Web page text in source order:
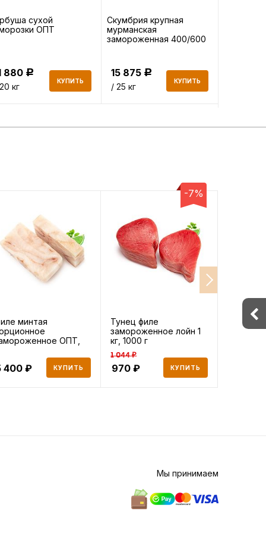
сухой
ОПТ
880 Р
кг
КУПИТЬ
Скумбрия крупная
мурманская
замороженная 400/600
15 875 Р
/ 25 кг
КУПИТЬ
минтая
ОПТ,
400 КУПИТЬ
-7%
Тунец филе
замороженное лойн 1
кг, 1000 г
1 044 ₽
970 КУПИТЬ
Филе
Мы принимаем